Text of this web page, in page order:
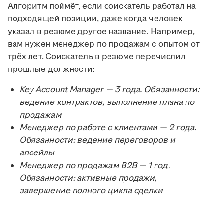
Алгоритм поймёт, если соискатель работал на
подходящей позиции, даже когда человек
указал в резюме другое название. Например,
вам нужен менеджер по продажам с опытом от
трёх лет. Соискатель в резюме перечислил
прошлые должности:
Key Account Manager — 3 года. Обязанности:
ведение контрактов, выполнение плана по
продажам
Менеджер по работе с клиентами — 2 года.
Обязанности: ведение переговоров и
апсейлы
Менеджер по продажам B2B — 1 год.
Обязанности: активные продажи,
завершение полного цикла сделки